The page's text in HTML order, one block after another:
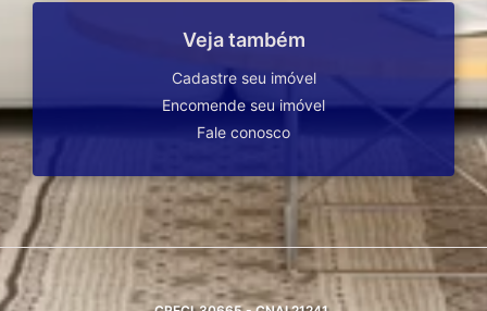
Veja também
Cadastre seu imóvel
Encomende seu imóvel
Fale conosco